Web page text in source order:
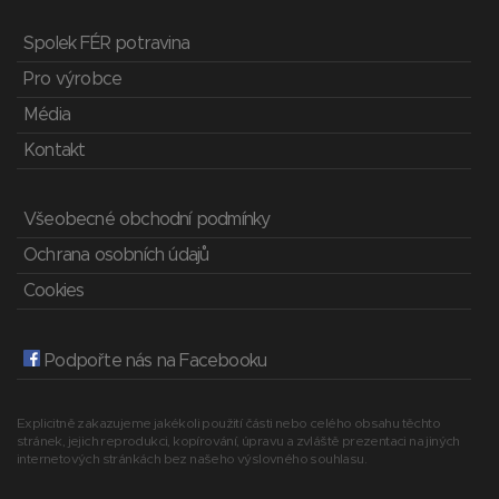
Spolek FÉR potravina
Pro výrobce
Média
Kontakt
Všeobecné obchodní podmínky
Ochrana osobních údajů
Cookies
Podpořte nás na Facebooku
Explicitně zakazujeme jakékoli použití části nebo celého obsahu těchto
stránek, jejich reprodukci, kopírování, úpravu a zvláště prezentaci na jiných
internetových stránkách bez našeho výslovného souhlasu.